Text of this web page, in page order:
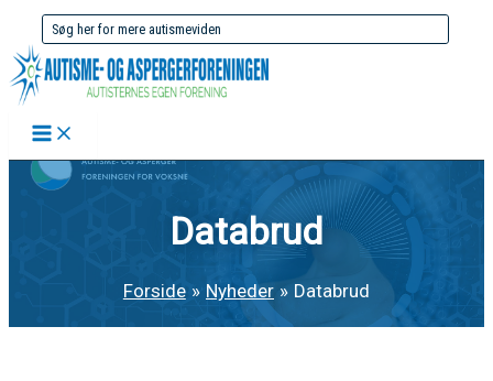
indholdet
Søg
efter:
Databrud
Forside Nyheder Databrud